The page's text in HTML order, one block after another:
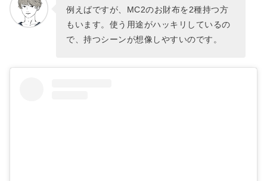
例えばですが、MC2のお財布を2種持つ方
もいます。使う用途がハッキリしているの
で、持つシーンが想像しやすいのです。